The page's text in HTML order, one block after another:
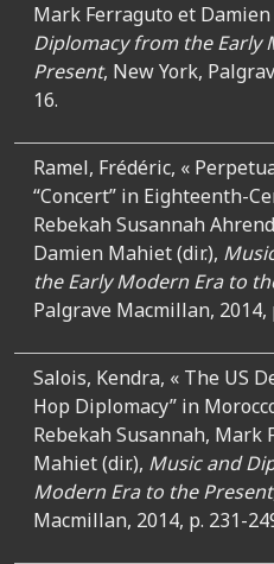
Mark Ferraguto et Damien
Diplomacy from the Early
Present, New York,
16.
Ramel, Frédéric, «
“Concert” in Eighteenth-
Rebekah Susannah
Damien Mahiet (dir.),
the Early Modern Era to
Palgrave Macmillan, 2014,
Salois, Kendra, « The US
Hop Diplomacy” in
Rebekah Susannah, Mark
Mahiet (dir.), Music and
Modern Era to the Present
Macmillan, 2014, p. 231-